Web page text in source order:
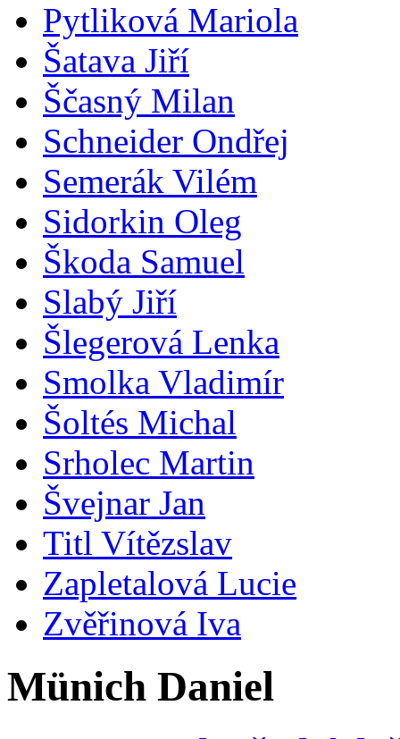
Pytliková Mariola
Šatava Jiří
Ščasný Milan
Schneider Ondřej
Semerák Vilém
Sidorkin Oleg
Škoda Samuel
Slabý Jiří
Šlegerová Lenka
Smolka Vladimír
Šoltés Michal
Srholec Martin
Švejnar Jan
Titl Vítězslav
Zapletalová Lucie
Zvěřinová Iva
Münich Daniel